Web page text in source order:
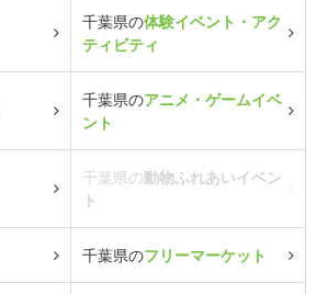
千葉県の体験イベント・アク
ティビティ
千葉県のアニメ・ゲームイベ
ント
千葉県の動物ふれあいイベン
ト
千葉県のフリーマーケット